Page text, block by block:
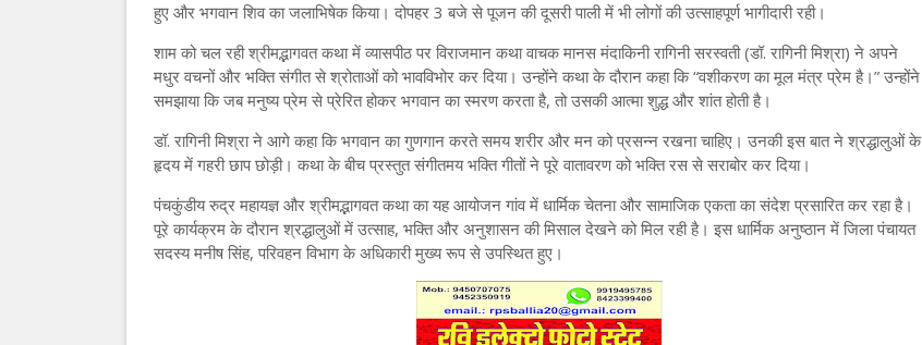
हुए और भगवान शिव का जलाभिषेक किया। दोपहर 3 बजे से पूजन की दूसरी पाली में भी लोगों की उत्साहपूर्ण भागीदारी रही।
शाम को चल रही श्रीमद्भागवत कथा में व्यासपीठ पर विराजमान कथा वाचक मानस मंदाकिनी रागिनी सरस्वती (डॉ. रागिनी मिश्रा) ने अपने
मधुर वचनों और भक्ति संगीत से श्रोताओं को भावविभोर कर दिया। उन्होंने कथा के दौरान कहा कि “वशीकरण का मूल मंत्र प्रेम है।” उन्होंने
समझाया कि जब मनुष्य प्रेम से प्रेरित होकर भगवान का स्मरण करता है, तो उसकी आत्मा शुद्ध और शांत होती है।
डॉ. रागिनी मिश्रा ने आगे कहा कि भगवान का गुणगान करते समय शरीर और मन को प्रसन्न रखना चाहिए। उनकी इस बात ने श्रद्धालुओं के
हृदय में गहरी छाप छोड़ी। कथा के बीच प्रस्तुत संगीतमय भक्ति गीतों ने पूरे वातावरण को भक्ति रस से सराबोर कर दिया।
पंचकुंडीय रुद्र महायज्ञ और श्रीमद्भागवत कथा का यह आयोजन गांव में धार्मिक चेतना और सामाजिक एकता का संदेश प्रसारित कर रहा है।
पूरे कार्यक्रम के दौरान श्रद्धालुओं में उत्साह, भक्ति और अनुशासन की मिसाल देखने को मिल रही है। इस धार्मिक अनुष्ठान में जिला पंचायत
सदस्य मनीष सिंह, परिवहन विभाग के अधिकारी मुख्य रूप से उपस्थित हुए।